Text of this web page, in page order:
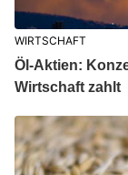
WIRTSCHAFT
Öl-Aktien:
Wirtschaft zahlt